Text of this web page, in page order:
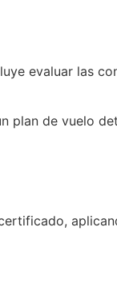
evaluar las
plan de vuelo